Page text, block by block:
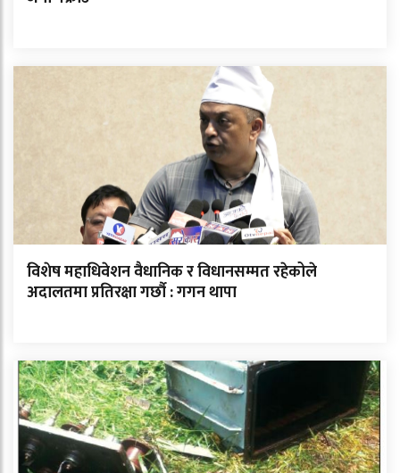
विशेष महाधिवेशन वैधानिक र विधानसम्मत रहेकोले
अदालतमा प्रतिरक्षा गर्छौ : गगन थापा